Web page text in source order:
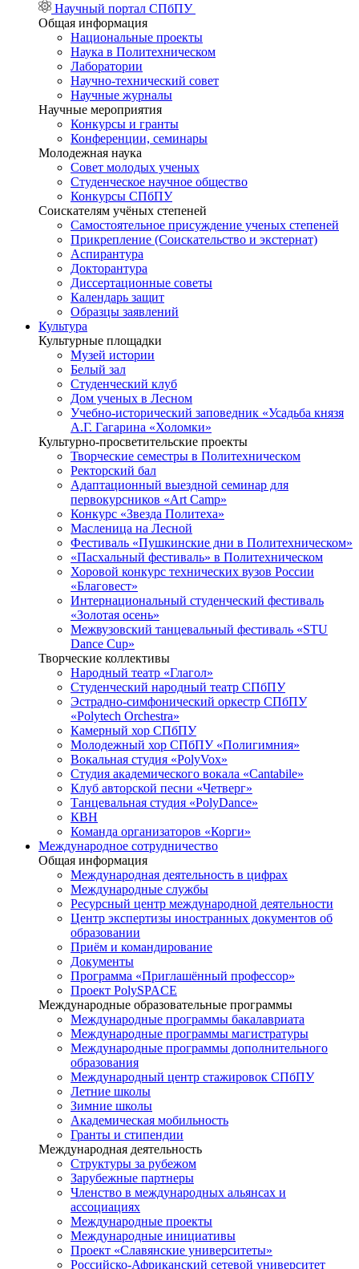
Научный портал СПбПУ
Общая информация
Национальные проекты
Наука в Политехническом
Лаборатории
Научно-технический совет
Научные журналы
Научные мероприятия
Конкурсы и гранты
Конференции, семинары
Молодежная наука
Совет молодых ученых
Студенческое научное общество
Конкурсы СПбПУ
Соискателям учёных степеней
Самостоятельное присуждение ученых степеней
Прикрепление (Соискательство и экстернат)
Аспирантура
Докторантура
Диссертационные советы
Календарь защит
Образцы заявлений
Культура
Культурные площадки
Музей истории
Белый зал
Студенческий клуб
Дом ученых в Лесном
Учебно-исторический заповедник «Усадьба князя
А.Г. Гагарина «Холомки»
Культурно-просветительские проекты
Творческие семестры в Политехническом
Ректорский бал
Адаптационный выездной семинар для
первокурсников «Art Camp»
Конкурс «Звезда Политеха»
Масленица на Лесной
Фестиваль «Пушкинские дни в Политехническом»
«Пасхальный фестиваль» в Политехническом
Хоровой конкурс технических вузов России
«Благовест»
Интернациональный студенческий фестиваль
«Золотая осень»
Межвузовский танцевальный фестиваль «STU
Dance Cup»
Творческие коллективы
Народный театр «Глагол»
Студенческий народный театр СПбПУ
Эстрадно-симфонический оркестр СПбПУ
«Polytech Orchestra»
Камерный хор СПбПУ
Молодежный хор СПбПУ «Полигимния»
Вокальная студия «PolyVox»
Студия академического вокала «Cantabile»
Клуб авторской песни «Четверг»
Танцевальная студия «PolyDance»
КВН
Команда организаторов «Корги»
Международное сотрудничество
Общая информация
Международная деятельность в цифрах
Международные службы
Ресурсный центр международной деятельности
Центр экспертизы иностранных документов об
образовании
Приём и командирование
Документы
Программа «Приглашённый профессор»
Проект PolySPACE
Международные образовательные программы
Международные программы бакалавриата
Международные программы магистратуры
Международные программы дополнительного
образования
Международный центр стажировок СПбПУ
Летние школы
Зимние школы
Академическая мобильность
Гранты и стипендии
Международная деятельность
Структуры за рубежом
Зарубежные партнеры
Членство в международных альянсах и
ассоциациях
Международные проекты
Международные инициативы
Проект «Славянские университеты»
Российско-Африканский сетевой университет